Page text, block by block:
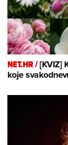
NET.HR /[KVIZ]
koje